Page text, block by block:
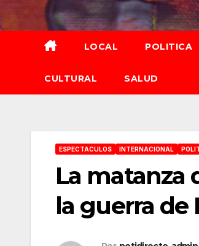
al
contenido
LOCAL POLITICA
CULTURAL SALUD
ESPECTACULOS INTERNACIONAL
La matanza
la guerra de